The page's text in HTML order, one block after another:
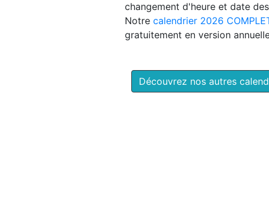
changement d'heure et date
Notre calendrier 2026
gratuitement en version
Découvrez nos autres